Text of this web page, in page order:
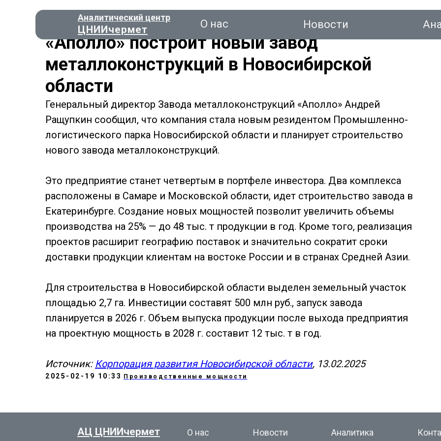
ЦНИИчермет
Аналитический центр
О нас Новости
О нас Новости
«Аполло» построит новый завод
металлоконструкций в Новосибирской
области
Генеральный директор Завода металлоконструкций «Аполло» Андрей
Ращупкин сообщил, что компания стала новым резидентом Промышленно-
логистического парка Новосибирской области и планирует строительство
нового завода металлоконструкций.
Это предприятие станет четвертым в портфеле инвестора. Два комплекса
расположены в Самаре и Московской области, идет строительство завода в
Екатеринбурге. Создание новых мощностей позволит увеличить объемы
производства на 25% — до 48 тыс. т продукции в год. Кроме того, реализация
проектов расширит географию поставок и значительно сократит сроки
доставки продукции клиентам на востоке России и в странах Средней Азии.
Для строительства в Новосибирской области выделен земельный участок
площадью 2,7 га. Инвестиции составят 500 млн руб., запуск завода
планируется в 2026 г. Объем выпуска продукции после выхода предприятия
на проектную мощность в 2028 г. составит 12 тыс. т в год.
Источник: Корпорация развития Новосибирской области, 13.02.2025
2025-02-19 10:33 Производственные мощности
АЦ ЦНИИчермет О нас Аналитика
Новости